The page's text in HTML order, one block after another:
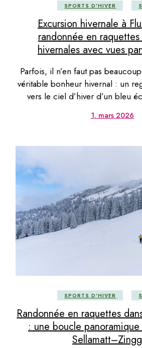
SPORTS D'HIVER
Excursion hivernale à
randonnée en
hivernales avec vues
Parfois, il n’en faut pas
véritable bonheur hivernal : un
vers le ciel d’hiver d’un bleu
1. mars 2026
SPORTS D'HIVER
Randonnée en raquettes
: une boucle